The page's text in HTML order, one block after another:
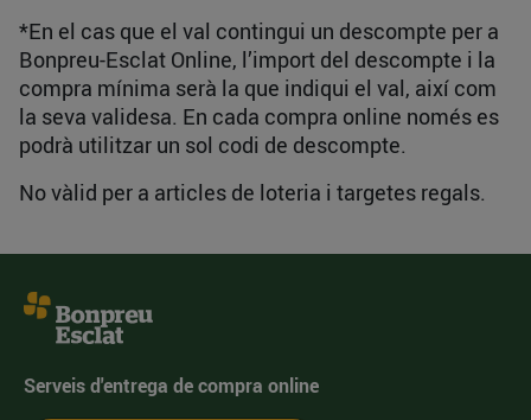
*En el cas que el val contingui un descompte per a
Bonpreu-Esclat Online, l’import del descompte i la
compra mínima serà la que indiqui el val, així com
la seva validesa. En cada compra online només es
podrà utilitzar un sol codi de descompte.
No vàlid per a articles de loteria i targetes regals.
Serveis d'entrega de compra online